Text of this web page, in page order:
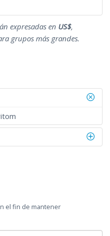
expresadas en US$,
grupos más grandes.
el fin de mantener